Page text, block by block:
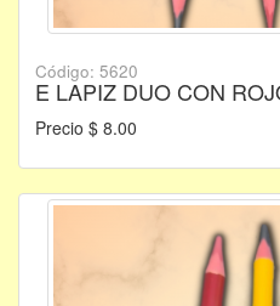
Código: 5620
E LAPIZ DUO CON
Precio $ 8.00